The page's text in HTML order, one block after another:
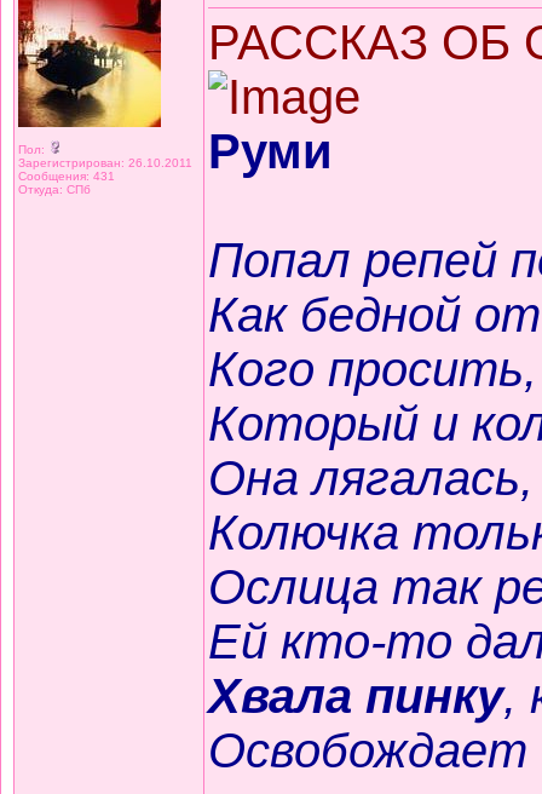
Пол:
Зарегистрирован: 26.10.2011
Сообщения: 431
Откуда: СПб
РАССКАЗ ОБ
Руми
Попал репей
Как бедной
Кого
Который и
Она
Колючка
Ослица так
Ей кто-то
Хвала пинку,
Освобождает